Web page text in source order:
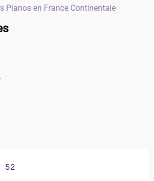
Pianos en France Continentale
52